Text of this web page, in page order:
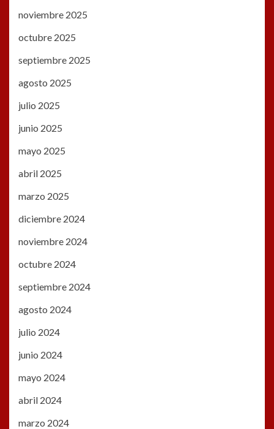
noviembre 2025
octubre 2025
septiembre 2025
agosto 2025
julio 2025
junio 2025
mayo 2025
abril 2025
marzo 2025
diciembre 2024
noviembre 2024
octubre 2024
septiembre 2024
agosto 2024
julio 2024
junio 2024
mayo 2024
abril 2024
marzo 2024